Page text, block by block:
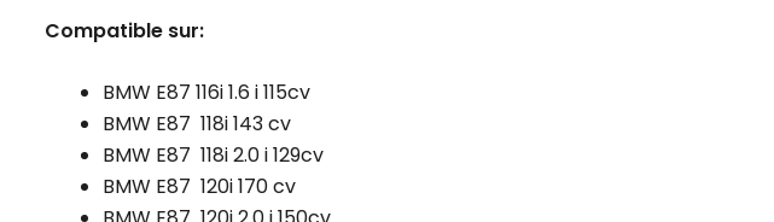
Compatible sur:
BMW E87 116i 1.6 i 115cv
BMW E87 118i 143 cv
BMW E87 118i 2.0 i 129cv
BMW E87 120i 170 cv